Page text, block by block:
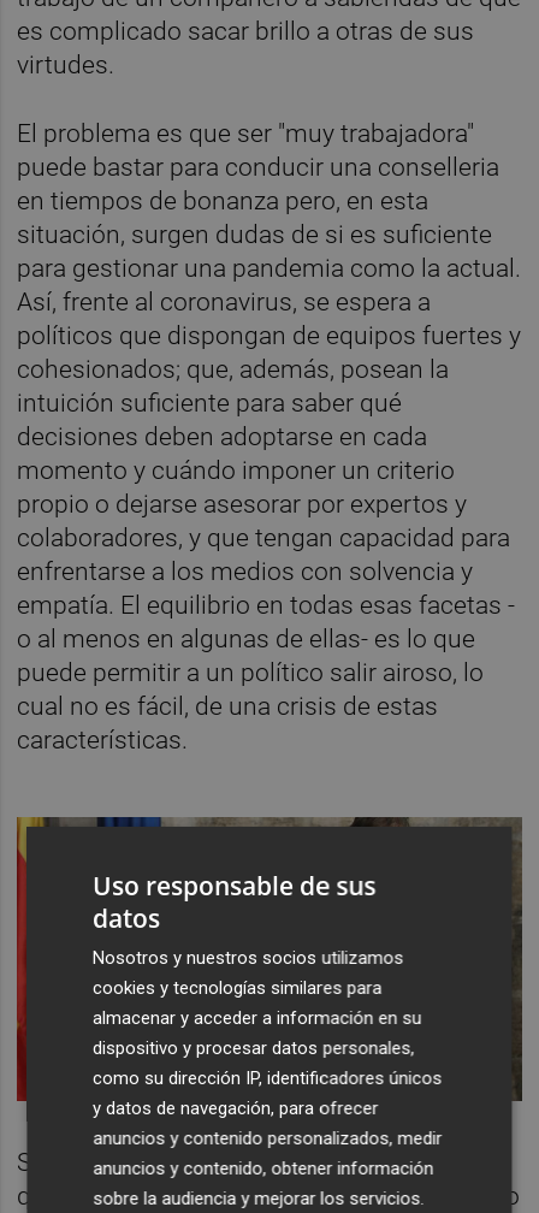
es complicado sacar brillo a otras de sus
virtudes.
El problema es que ser "muy trabajadora"
puede bastar para conducir una conselleria
en tiempos de bonanza pero, en esta
situación, surgen dudas de si es suficiente
para gestionar una pandemia como la actual.
Así, frente al coronavirus, se espera a
políticos que dispongan de equipos fuertes y
cohesionados; que, además, posean la
intuición suficiente para saber qué
decisiones deben adoptarse en cada
momento y cuándo imponer un criterio
propio o dejarse asesorar por expertos y
colaboradores, y que tengan capacidad para
enfrentarse a los medios con solvencia y
empatía. El equilibrio en todas esas facetas -
o al menos en algunas de ellas- es lo que
puede permitir a un político salir airoso, lo
cual no es fácil, de una crisis de estas
características.
Si bien en líneas generales puede decirse
que el Gobierno valenciano este gestionando
Uso responsable de sus
datos
Nosotros y nuestros socios utilizamos
cookies y tecnologías similares para
almacenar y acceder a información en su
dispositivo y procesar datos personales,
como su dirección IP, identificadores únicos
y datos de navegación, para ofrecer
anuncios y contenido personalizados, medir
anuncios y contenido, obtener información
sobre la audiencia y mejorar los servicios.